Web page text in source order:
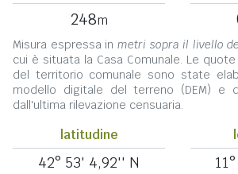
248m
Misura espressa in metri sopra il livello
cui è situata la Casa Comunale. Le quote
del territorio comunale sono state
modello digitale del terreno (DEM) e
dall'ultima rilevazione censuaria.
latitudine
42° 53' 4,92'' N